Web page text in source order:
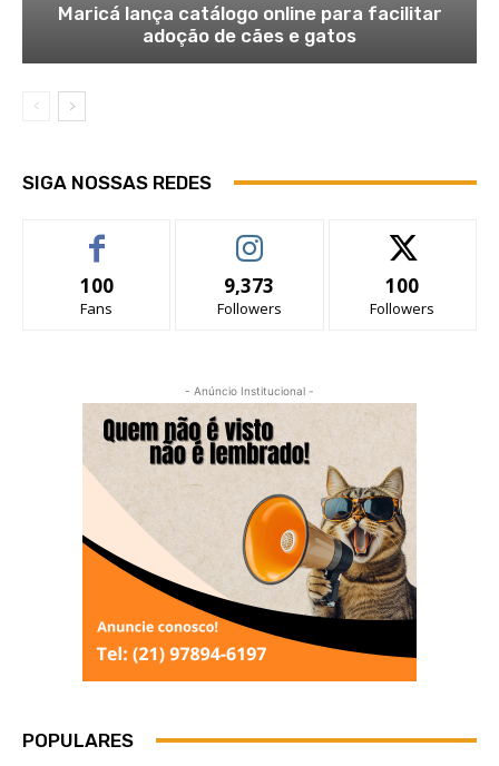
Maricá lança catálogo online para facilitar
adoção de cães e gatos
SIGA NOSSAS REDES
100
Fans
9,373
Followers
100
Followers
- Anúncio Institucional -
POPULARES